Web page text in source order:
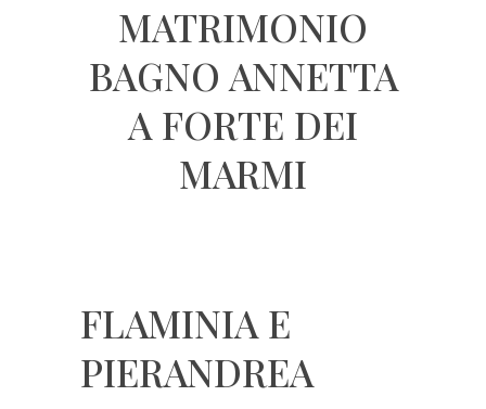
MATRIMONIO
BAGNO ANNETTA
A FORTE DEI
MARMI
FLAMINIA E
PIERANDREA